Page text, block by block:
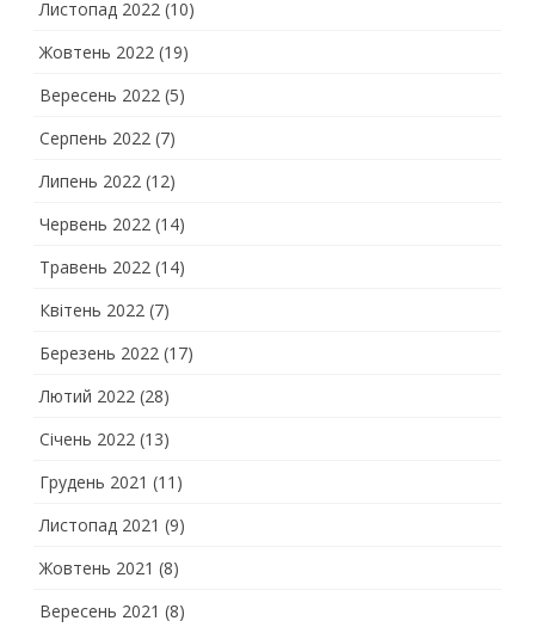
Листопад 2022 (10)
Жовтень 2022 (19)
Вересень 2022 (5)
Серпень 2022 (7)
Липень 2022 (12)
Червень 2022 (14)
Травень 2022 (14)
Квітень 2022 (7)
Березень 2022 (17)
Лютий 2022 (28)
Січень 2022 (13)
Грудень 2021 (11)
Листопад 2021 (9)
Жовтень 2021 (8)
Вересень 2021 (8)